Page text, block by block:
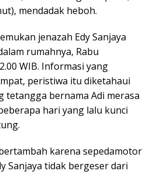
mendadak heboh.
jenazah Edy Sanjaya
rumahnya, Rabu
WIB. Informasi yang
peristiwa itu diketahaui
tetangga bernama Adi merasa
hari yang lalu kunci
karena sepedamotor
Sanjaya tidak bergeser dari